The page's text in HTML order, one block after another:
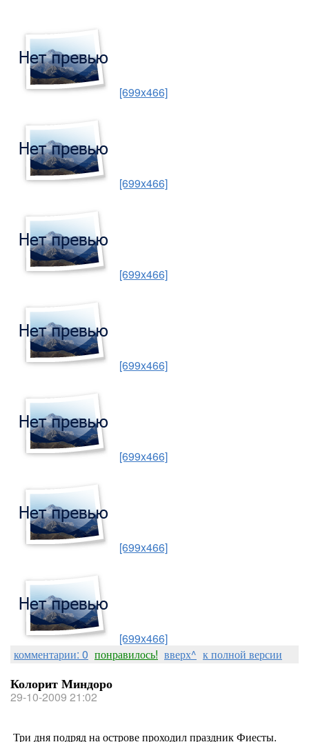
[699x466]
[699x466]
[699x466]
[699x466]
[699x466]
[699x466]
[699x466]
комментарии: 0 понравилось! вверх^ к полной версии
Колорит Миндоро
29-10-2009 21:02
Три дня подряд на острове проходил праздник Фиесты.